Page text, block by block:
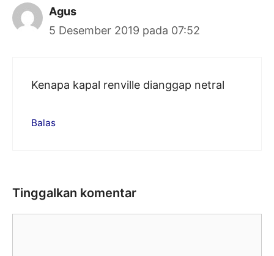
Agus
5 Desember 2019 pada 07:52
Kenapa kapal renville dianggap netral
Balas
Tinggalkan komentar